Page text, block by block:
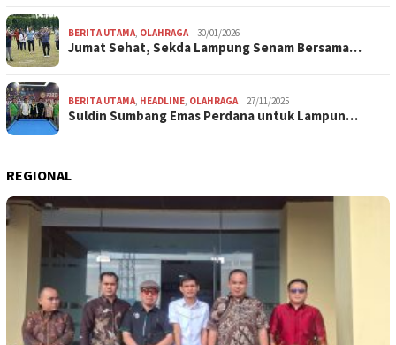
BERITA UTAMA OLAHRAGA 30/01/2026
Jumat Sehat, Sekda Lampung Senam Bersama…
BERITA UTAMA HEADLINE OLAHRAGA 27/11/2025
Suldin Sumbang Emas Perdana untuk Lampun…
REGIONAL